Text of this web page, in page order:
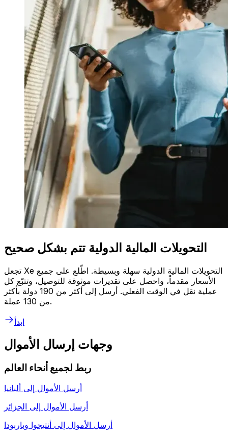
التحويلات المالية الدولية تتم بشكل صحيح
تجعل Xe التحويلات المالية الدولية سهلة وبسيطة. اطّلع على جميع
الأسعار مقدماً، واحصل على تقديرات موثوقة للتوصيل، وتتبّع كل
عملية نقل في الوقت الفعلي. أرسل إلى أكثر من 190 دولة بأكثر
من 130 عملة.
ابدأ
وجهات إرسال الأموال
ربط لجميع أنحاء العالم
أرسل الأموال إلى ألبانيا
أرسل الأموال إلى الجزائر
أرسل الأموال إلى أنتيجوا وباربودا